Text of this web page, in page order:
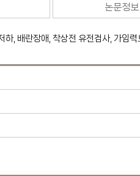
논문정보
, 배란장애, 착상전 유전검사, 가임력